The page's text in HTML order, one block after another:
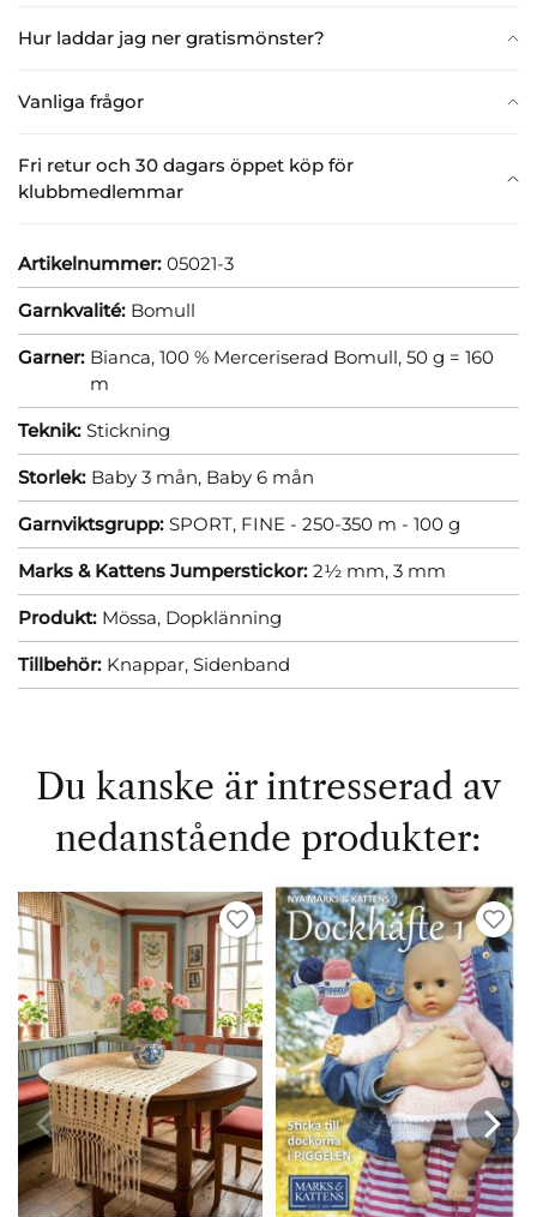
Hur laddar jag ner gratismönster?
Vanliga frågor
Fri retur och 30 dagars öppet köp för
klubbmedlemmar
Artikelnummer: 05021-3
Garnkvalité: Bomull
Garner: Bianca, 100 % Merceriserad Bomull, 50 g = 160
m
Teknik: Stickning
Storlek: Baby 3 mån, Baby 6 mån
Garnviktsgrupp: SPORT, FINE - 250-350 m - 100 g
Marks & Kattens Jumperstickor: 2½ mm, 3 mm
Produkt: Mössa, Dopklänning
Tillbehör: Knappar, Sidenband
Du kanske är intresserad av
nedanstående produkter: